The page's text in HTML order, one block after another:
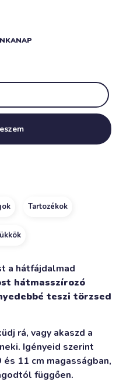
Tartozékok
a hátfájdalmad
hátmasszírozó
teszi törzsed
rá, vagy akaszd a
Igényeid szerint
11 cm magasságban,
függően.